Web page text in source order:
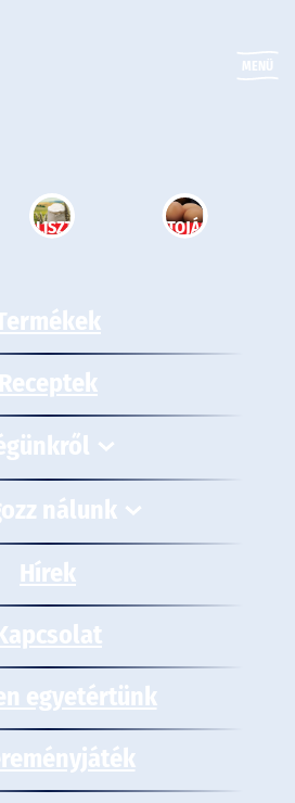
MENÜ
LISZT TOJÁS
Receptek
nálunk
Hírek
egyetértünk